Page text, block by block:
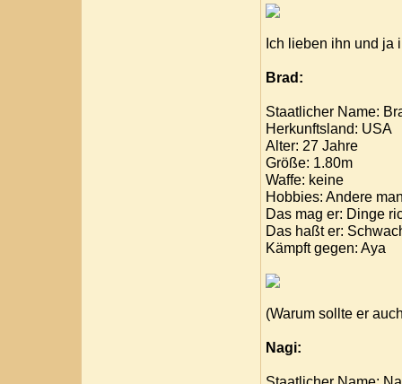
Ich lieben ihn und ja
Brad:
Staatlicher Name:
Herkunftsland: USA
Alter: 27 Jahre
Größe: 1.80m
Waffe: keine
Hobbies: Andere
Das mag er: Dinge
Das haßt er:
Kämpft gegen: Aya
(Warum sollte er
Nagi: